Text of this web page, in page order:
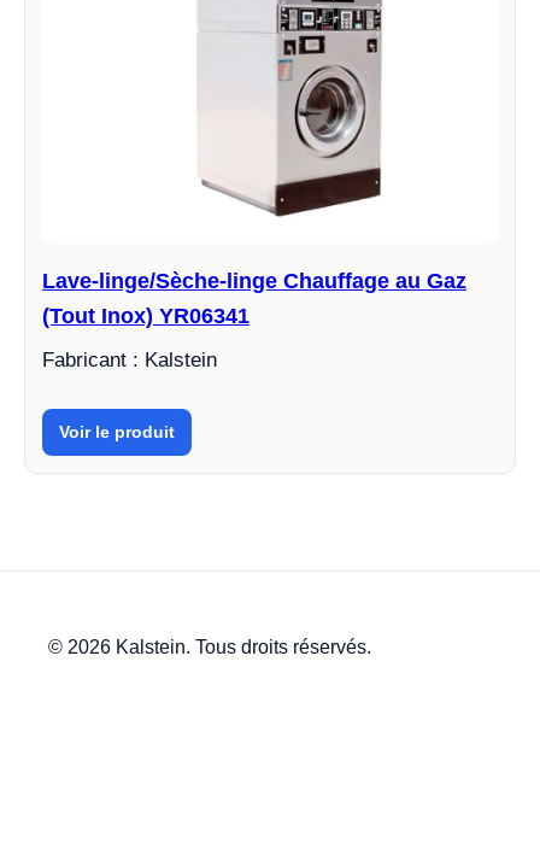
Lave-linge/Sèche-linge Chauffage au Gaz
(Tout Inox) YR06341
Fabricant : Kalstein
Voir le produit
© 2026 Kalstein. Tous droits réservés.